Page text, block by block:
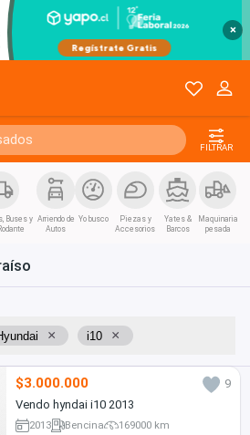
×
FILTRAR
Buses y Arriendo de
Autos
Yo busco
Piezas y
Accesorios
Yates &
Barcos
Maquinaria
pesada
× i10 ×
$3.000.000
9
Vendo hyndai i10 2013
2013 Bencina 169000 km